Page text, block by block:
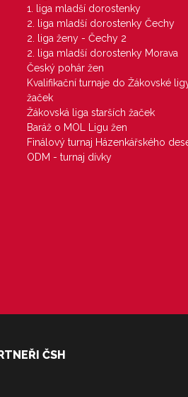
1. liga mladší dorostenky
2. liga mladší dorostenky Čechy
2. liga ženy - Čechy 2
2. liga mladší dorostenky Morava
Český pohár žen
Kvalifikační turnaje do Žákovské
žaček
Žákovská liga starších žaček
Baráž o MOL Ligu žen
Finálový turnaj Házenkářského
ODM - turnaj dívky
ČSH